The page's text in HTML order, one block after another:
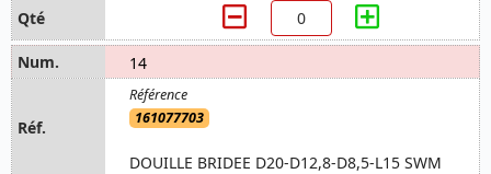
14
161077703
DOUILLE BRIDEE D20-D12,8-D8,5-L15 SWM